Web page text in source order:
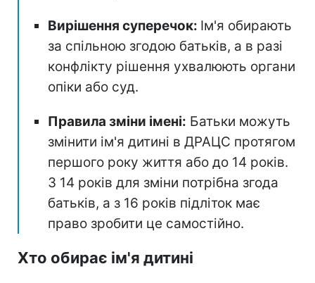
Вирішення суперечок: Ім'я обирають
за спільною згодою батьків, а в разі
конфлікту рішення ухвалюють органи
опіки або суд.
Правила зміни імені: Батьки можуть
змінити ім'я дитині в ДРАЦС протягом
першого року життя або до 14 років.
З 14 років для зміни потрібна згода
батьків, а з 16 років підліток має
право зробити це самостійно.
Хто обирає ім'я дитині